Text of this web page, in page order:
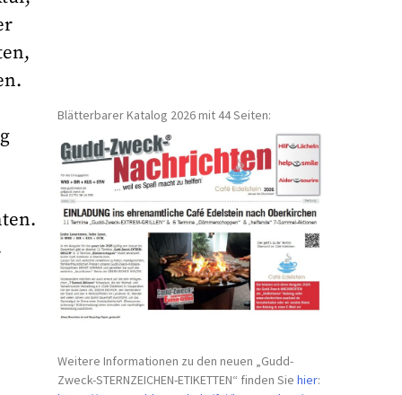
Blätterbarer Katalog 2026 mit 44 Seiten:
Weitere Informationen zu den neuen „Gudd-
Zweck-STERNZEICHEN-ETIKETTEN“ finden Siehier: